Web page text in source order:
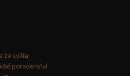
ze světa
poradenství